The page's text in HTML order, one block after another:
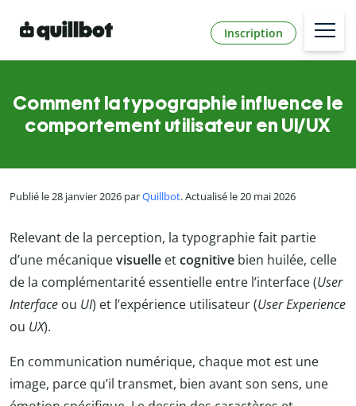
Inscription
Comment la typographie influence le
comportement utilisateur en UI/UX
Publié le 28 janvier 2026 parQuillbot. Actualisé le 20 mai 2026
Relevant de la perception, la typographie fait partie
d’une mécaniquevisuelle etcognitive bien huilée, celle
de la complémentarité essentielle entre l’interface (User
Interface ou UI) et l’expérience utilisateur (User Experience
ou UX).
En communication numérique, chaque mot est une
image, parce qu’il transmet, bien avant son sens, une